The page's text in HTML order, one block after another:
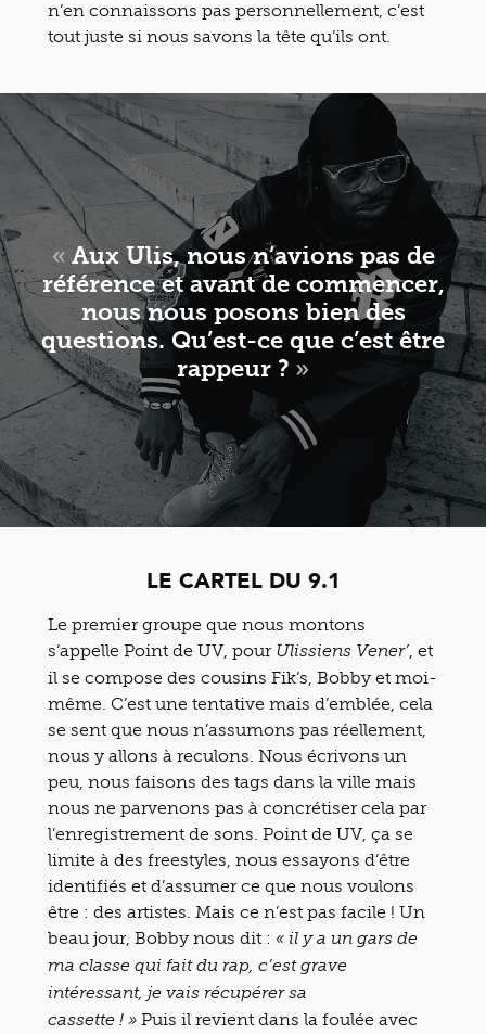
n’en connaissons pas personnellement, c’est
tout juste si nous savons la tête qu’ils ont.
« Aux Ulis, nous n’avions pas de
référence et avant de commencer,
nous nous posons bien des
questions. Qu’est-ce que c’est être
rappeur ? »
LE CARTEL DU 9.1
Le premier groupe que nous montons
s’appelle Point de UV, pour Ulissiens Vener’ , et
il se compose des cousins Fik’s, Bobby et moi-
même. C’est une tentative mais d’emblée, cela
se sent que nous n’assumons pas réellement,
nous y allons à reculons. Nous écrivons un
peu, nous faisons des tags dans la ville mais
nous ne parvenons pas à concrétiser cela par
l’enregistrement de sons. Point de UV, ça se
limite à des freestyles, nous essayons d’être
identifiés et d’assumer ce que nous voulons
être : des artistes. Mais ce n’est pas facile ! Un
beau jour, Bobby nous dit : « il y a un gars de
ma classe qui fait du rap, c’est grave
intéressant, je vais récupérer sa
cassette ! » Puis il revient dans la foulée avec